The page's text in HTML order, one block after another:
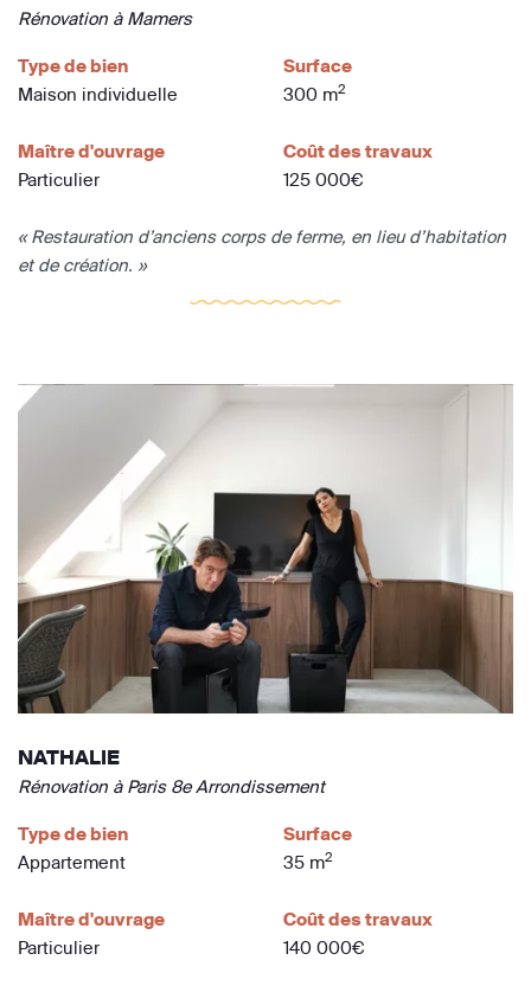
Rénovation à Mamers
Type de bien
Maison individuelle
Surface
300 m2
Maître d'ouvrage
Particulier
Coût des travaux
125 000€
« Restauration d’anciens corps de ferme, en lieu d’habitation
et de création. »
NATHALIE
Rénovation à Paris 8e Arrondissement
Type de bien
Appartement
Surface
35 m2
Maître d'ouvrage
Particulier
Coût des travaux
140 000€